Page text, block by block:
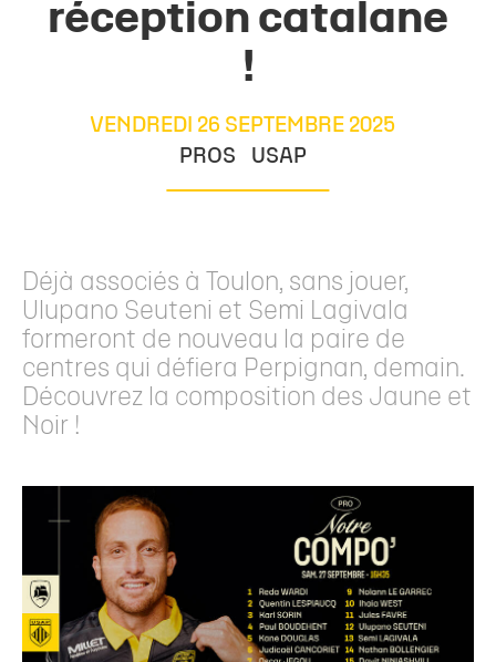
réception catalane
!
VENDREDI 26 SEPTEMBRE 2025
PROS
USAP
Déjà associés à Toulon, sans jouer,
Ulupano Seuteni et Semi Lagivala
formeront de nouveau la paire de
centres qui défiera Perpignan, demain.
Découvrez la composition des Jaune et
Noir !